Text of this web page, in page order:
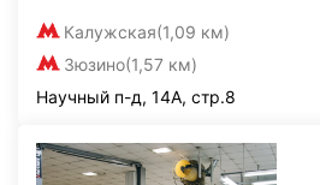
Калужская(1,09 км)
Зюзино(1,57 км)
Научный п-д, 14А, стр.8